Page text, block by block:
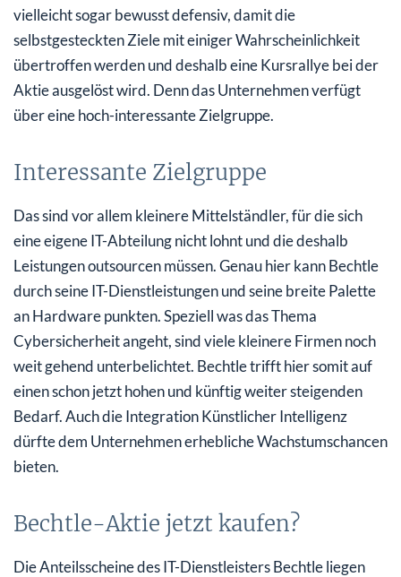
vielleicht sogar bewusst defensiv, damit die
selbstgesteckten Ziele mit einiger Wahrscheinlichkeit
übertroffen werden und deshalb eine Kursrallye bei der
Aktie ausgelöst wird. Denn das Unternehmen verfügt
über eine hoch-interessante Zielgruppe.
Interessante Zielgruppe
Das sind vor allem kleinere Mittelständler, für die sich
eine eigene IT-Abteilung nicht lohnt und die deshalb
Leistungen outsourcen müssen. Genau hier kann Bechtle
durch seine IT-Dienstleistungen und seine breite Palette
an Hardware punkten. Speziell was das Thema
Cybersicherheit angeht, sind viele kleinere Firmen noch
weit gehend unterbelichtet. Bechtle trifft hier somit auf
einen schon jetzt hohen und künftig weiter steigenden
Bedarf. Auch die Integration Künstlicher Intelligenz
dürfte dem Unternehmen erhebliche Wachstumschancen
bieten.
Bechtle-Aktie jetzt kaufen?
Die Anteilsscheine des IT-Dienstleisters Bechtle liegen